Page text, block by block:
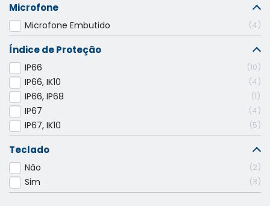
Microfone
Microfone Embutido 4
Índice de Proteção
IP66 10
IP66, IK10 4
IP66, IP68 1
IP67 4
IP67, IK10 5
Teclado
Não 2
Sim 3